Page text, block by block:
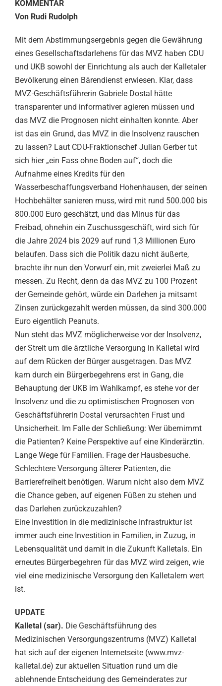
KOMMENTAR
Von Rudi Rudolph
Mit dem Abstimmungsergebnis gegen die Gewährung
eines Gesellschaftsdarlehens für das MVZ haben CDU
und UKB sowohl der Einrichtung als auch der Kalletaler
Bevölkerung einen Bärendienst erwiesen. Klar, dass
MVZ-Geschäftsführerin Gabriele Dostal hätte
transparenter und informativer agieren müssen und
das MVZ die Prognosen nicht einhalten konnte. Aber
ist das ein Grund, das MVZ in die Insolvenz rauschen
zu lassen? Laut CDU-Fraktionschef Julian Gerber tut
sich hier „ein Fass ohne Boden auf“, doch die
Aufnahme eines Kredits für den
Wasserbeschaffungsverband Hohenhausen, der seinen
Hochbehälter sanieren muss, wird mit rund 500.000 bis
800.000 Euro geschätzt, und das Minus für das
Freibad, ohnehin ein Zuschussgeschäft, wird sich für
die Jahre 2024 bis 2029 auf rund 1,3 Millionen Euro
belaufen. Dass sich die Politik dazu nicht äußerte,
brachte ihr nun den Vorwurf ein, mit zweierlei Maß zu
messen. Zu Recht, denn da das MVZ zu 100 Prozent
der Gemeinde gehört, würde ein Darlehen ja mitsamt
Zinsen zurückgezahlt werden müssen, da sind 300.000
Euro eigentlich Peanuts.
Nun steht das MVZ möglicherweise vor der Insolvenz,
der Streit um die ärztliche Versorgung in Kalletal wird
auf dem Rücken der Bürger ausgetragen. Das MVZ
kam durch ein Bürgerbegehrens erst in Gang, die
Behauptung der UKB im Wahlkampf, es stehe vor der
Insolvenz und die zu optimistischen Prognosen von
Geschäftsführerin Dostal verursachten Frust und
Unsicherheit. Im Falle der Schließung: Wer übernimmt
die Patienten? Keine Perspektive auf eine Kinderärztin.
Lange Wege für Familien. Frage der Hausbesuche.
Schlechtere Versorgung älterer Patienten, die
Barrierefreiheit benötigen. Warum nicht also dem MVZ
die Chance geben, auf eigenen Füßen zu stehen und
das Darlehen zurückzuzahlen?
Eine Investition in die medizinische Infrastruktur ist
immer auch eine Investition in Familien, in Zuzug, in
Lebensqualität und damit in die Zukunft Kalletals. Ein
erneutes Bürgerbegehren für das MVZ wird zeigen, wie
viel eine medizinische Versorgung den Kalletalern wert
ist.
UPDATE
Kalletal (sar). Die Geschäftsführung des
Medizinischen Versorgungszentrums (MVZ) Kalletal
hat sich auf der eigenen Internetseite (www.mvz-
kalletal.de) zur aktuellen Situation rund um die
ablehnende Entscheidung des Gemeinderates zur